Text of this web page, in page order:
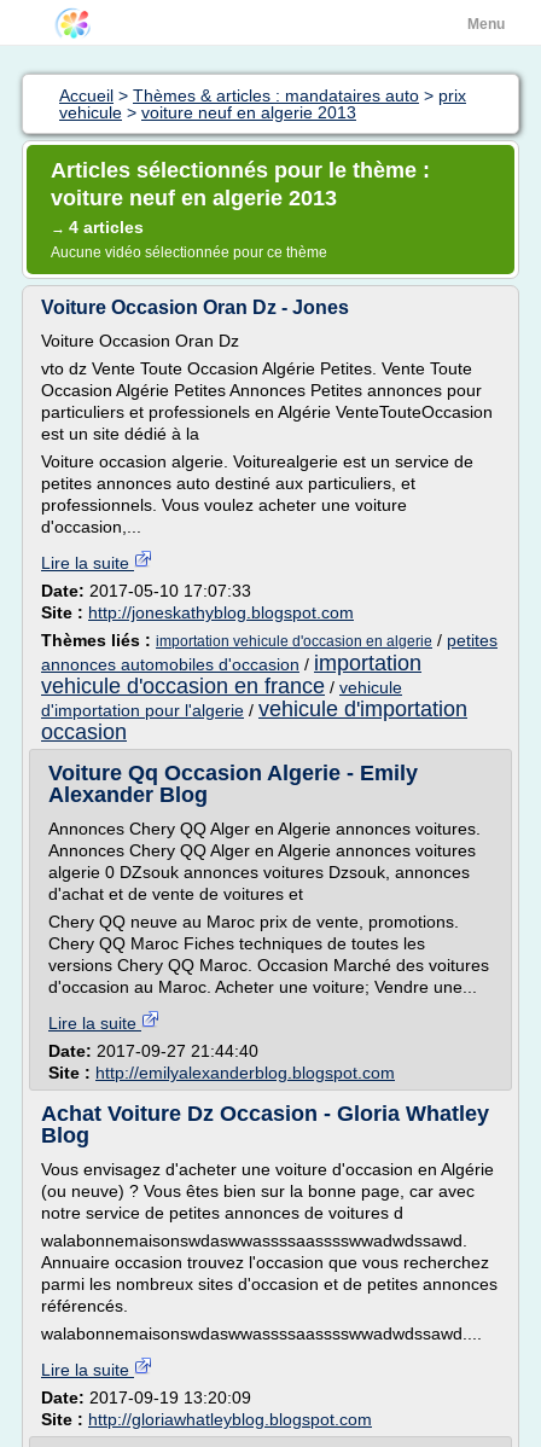
Menu
Accueil > Thèmes & articles : mandataires auto > prix
vehicule > voiture neuf en algerie 2013
Articles sélectionnés pour le thème :
voiture neuf en algerie 2013
→ 4 articles
Aucune vidéo sélectionnée pour ce thème
Voiture Occasion Oran Dz - Jones
Voiture Occasion Oran Dz
vto dz Vente Toute Occasion Algérie Petites. Vente Toute
Occasion Algérie Petites Annonces Petites annonces pour
particuliers et professionels en Algérie VenteTouteOccasion
est un site dédié à la
Voiture occasion algerie. Voiturealgerie est un service de
petites annonces auto destiné aux particuliers, et
professionnels. Vous voulez acheter une voiture
d'occasion,...
Lire la suite
Date: 2017-05-10 17:07:33
Site : http://joneskathyblog.blogspot.com
Thèmes liés : importation vehicule d'occasion en algerie / petites
annonces automobiles d'occasion / importation
vehicule d'occasion en france / vehicule
d'importation pour l'algerie / vehicule d'importation
occasion
Voiture Qq Occasion Algerie - Emily
Alexander Blog
Annonces Chery QQ Alger en Algerie annonces voitures.
Annonces Chery QQ Alger en Algerie annonces voitures
algerie 0 DZsouk annonces voitures Dzsouk, annonces
d'achat et de vente de voitures et
Chery QQ neuve au Maroc prix de vente, promotions.
Chery QQ Maroc Fiches techniques de toutes les
versions Chery QQ Maroc. Occasion Marché des voitures
d'occasion au Maroc. Acheter une voiture; Vendre une...
Lire la suite
Date: 2017-09-27 21:44:40
Site : http://emilyalexanderblog.blogspot.com
Achat Voiture Dz Occasion - Gloria Whatley
Blog
Vous envisagez d'acheter une voiture d'occasion en Algérie
(ou neuve) ? Vous êtes bien sur la bonne page, car avec
notre service de petites annonces de voitures d
walabonnemaisonswdaswwassssaasssswwadwdssawd.
Annuaire occasion trouvez l'occasion que vous recherchez
parmi les nombreux sites d'occasion et de petites annonces
référencés.
walabonnemaisonswdaswwassssaasssswwadwdssawd....
Lire la suite
Date: 2017-09-19 13:20:09
Site : http://gloriawhatleyblog.blogspot.com